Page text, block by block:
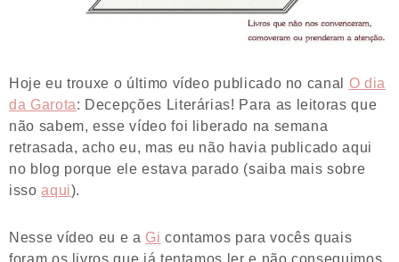
Hoje eu trouxe o último vídeo publicado no canal O dia
da Garota: Decepções Literárias! Para as leitoras que
não sabem, esse vídeo foi liberado na semana
retrasada, acho eu, mas eu não havia publicado aqui
no blog porque ele estava parado (saiba mais sobre
issoaqui).
Nesse vídeo eu e a Gi contamos para vocês quais
foram os livros que já tentamos ler e não conseguimos,